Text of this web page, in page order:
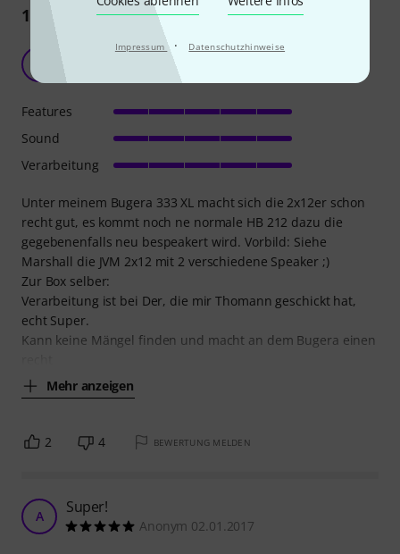
Impressum · Datenschutzhinweise
1502 Rezensionen
Schlicht und Schön :)
Frankenstein 03.09.2021
Unter meinem Bugera 333 XL macht sich die 2x12er schon
recht gut, es kommt noch ne normale HB 212 dazu die
gegebenenfalls neu bespeakert wird. Vorbild: Siehe
Marshall die JVM 2x12 mit 2 verschiedene Speaker ;)
Zur Box selber:
Verarbeitung ist bei Der, die mir Thomann geschickt hat,
echt Super.
Kann keine Mängel finden und macht an dem Bugera einen
Mehr anzeigen
Features
Sound
Verarbeitung
2 4 BEWERTUNG MELDEN
A Super!
Anonym 02.01.2017